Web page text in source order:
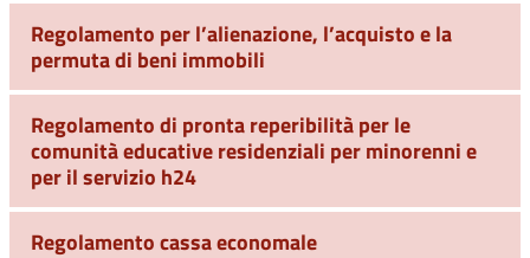
Regolamento per l’alienazione, l’acquisto e la
permuta di beni immobili
Regolamento di pronta reperibilità per le
comunità educative residenziali per minorenni e
per il servizio h24
Regolamento cassa economale